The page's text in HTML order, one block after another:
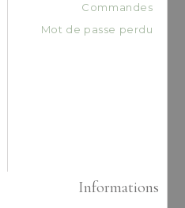
Commandes
Mot de passe perdu
Informations